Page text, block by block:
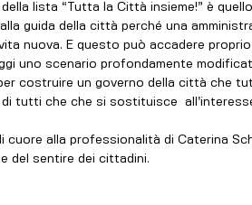
della lista “Tutta la Città insieme!” è
guida della città perché una
nuova. E questo può accadere
uno scenario profondamente
costruire un governo della città che
di tutti che che si sostituisce
cuore alla professionalità di Caterina
del sentire dei cittadini.